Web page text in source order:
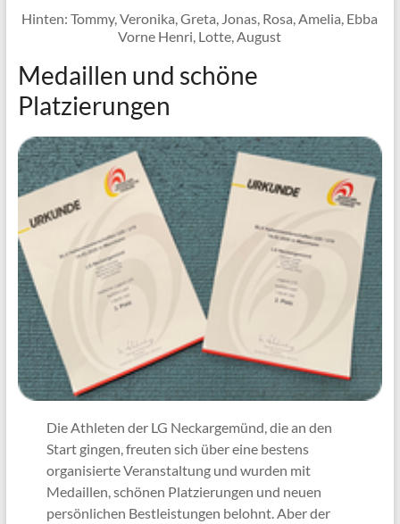
Hinten: Tommy, Veronika, Greta, Jonas, Rosa, Amelia, Ebba
Vorne Henri, Lotte, August
Medaillen und schöne
Platzierungen
Die Athleten der LG Neckargemünd, die an den
Start gingen, freuten sich über eine bestens
organisierte Veranstaltung und wurden mit
Medaillen, schönen Platzierungen und neuen
persönlichen Bestleistungen belohnt. Aber der